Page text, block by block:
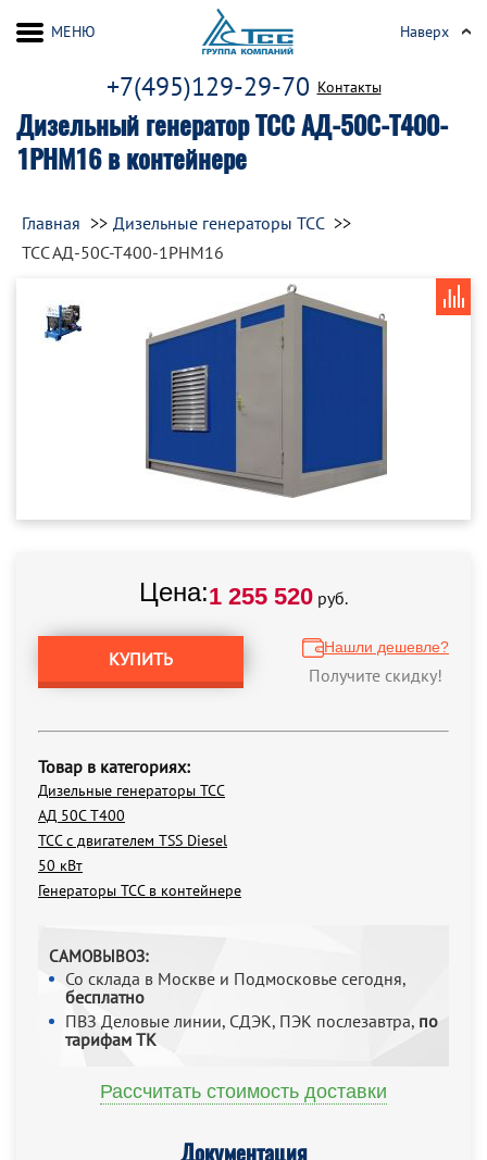
Дизельный генератор ТСС АД-50С-Т400-
1РНМ16 в контейнере
+7(495)129-29-70 Контакты
МЕНЮ Наверх
Главная
Дизельные генераторы ТСС
ТСС АД-50С-Т400-1РНМ16
Цена:1 255 520 руб.
КУПИТЬ
Нашли дешевле?
Получите скидку!
Товар в категориях:
Дизельные генераторы ТСС
АД 50С Т400
ТСС с двигателем TSS Diesel
50 кВт
Генераторы ТСС в контейнере
САМОВЫВОЗ:
Со склада в Москве и Подмосковье сегодня,
бесплатно
ПВЗ Деловые линии, СДЭК, ПЭК послезавтра, по
тарифам ТК
Рассчитать стоимость доставки
Документация